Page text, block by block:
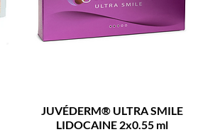
JUVÉDERM® ULTRA SMILE
LIDOCAINE 2x0.55 ml